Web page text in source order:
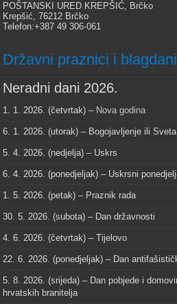
POŠTANSKI URED KREPŠIĆ, Brčko
Krepšić, 76212 Brčko
Telefon:+387 49 306-061
Državni praznici i
Neradni dani 2026.
1. 1. 2026. (četvrtak) – Nova godina
6. 1. 2026. (utorak) – Bogojavljenje ili
5. 4. 2026. (nedjelja) – Uskrs
6. 4. 2026. (ponedjeljak) – Uskrsni
1. 5. 2026. (petak) – Praznik rada
30. 5. 2026. (subota) – Dan državnosti
4. 6. 2026. (četvrtak) – Tijelovo
22. 6. 2026. (ponedjeljak) – Dan
5. 8. 2026. (srijeda) – Dan pobjede i
hrvatskih branitelja